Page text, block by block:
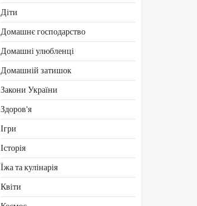
Діти
Домашнє господарство
Домашні улюбленці
Домашній затишок
Закони України
Здоров'я
Ігри
Історія
Їжа та кулінарія
Квіти